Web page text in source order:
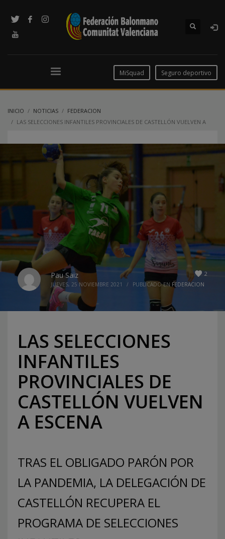
MiSquad Seguro deportivo
INICIO NOTICIAS
FEDERACION
LAS SELECCIONES INFANTILES PROVINCIALES DE CASTELLÓN VUELVEN A
2
Pau Saiz
JUEVES, 25 NOVIEMBRE 2021 / PUBLICADO EN FEDERACION
LAS SELECCIONES
INFANTILES
PROVINCIALES DE
CASTELLÓN VUELVEN
A ESCENA
TRAS EL OBLIGADO PARÓN POR
LA PANDEMIA, LA DELEGACIÓN DE
CASTELLÓN RECUPERA EL
PROGRAMA DE SELECCIONES